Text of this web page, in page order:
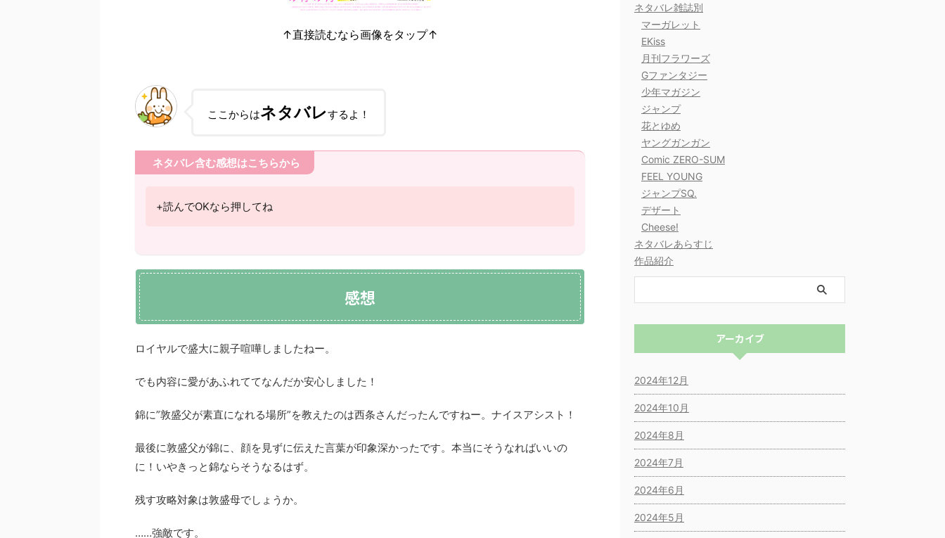
↑直接読むなら画像をタップ↑
ここからはネタバレするよ！
ネタバレ含む感想はこちらから
+読んでOKなら押してね
感想
ロイヤルで盛大に親子喧嘩しましたねー。
でも内容に愛があふれててなんだか安心しました！
錦に”敦盛父が素直になれる場所”を教えたのは西条さんだったんですねー。ナイスアシスト！
最後に敦盛父が錦に、顔を見ずに伝えた言葉が印象深かったです。本当にそうなればいいの
に！いやきっと錦ならそうなるはず。
残す攻略対象は敦盛母でしょうか。
……強敵です。
ネタバレ雑誌別
マーガレット
EKiss
月刊フラワーズ
Gファンタジー
少年マガジン
ジャンプ
花とゆめ
ヤングガンガン
Comic ZERO-SUM
FEEL YOUNG
ジャンプSQ.
デザート
Cheese!
ネタバレあらすじ
作品紹介
アーカイブ
2024年12月
2024年10月
2024年8月
2024年7月
2024年6月
2024年5月